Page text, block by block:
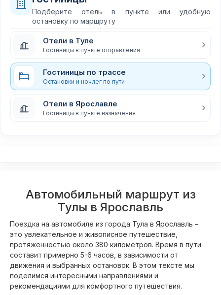
Подберите отель в пункте или удобную
остановку по маршруту
Отели в Туле
Гостиницы в пункте отправления
Гостиницы по трассе
Остановки и ночлег по пути
Отели в Ярославле
Гостиницы в пункте назначения
Автомобильный маршрут из
Тулы в Ярославль
Поездка на автомобиле из города Тула в Ярославль –
это увлекательное и живописное путешествие,
протяженностью около 380 километров. Время в пути
составит примерно 5-6 часов, в зависимости от
движения и выбранных остановок. В этом тексте мы
поделимся интересными направлениями и
рекомендациями для комфортного путешествия.